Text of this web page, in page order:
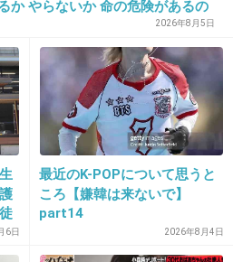
いのか…な？(^_^;)
+62 -4
とポイ捨てされるんだ
か やらないか 命の危険があるの
2026年8月5日
6日
最近のK-POPについて思うと
ころ【嫌韓は来ないで】
part14
2026年8月4日